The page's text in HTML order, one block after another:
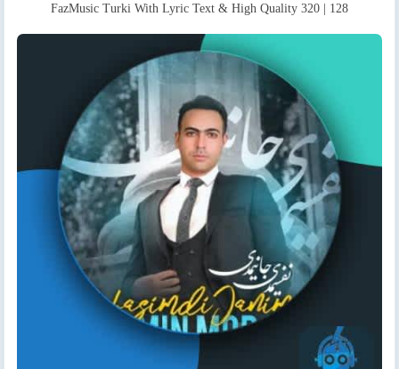
FazMusic Turki With Lyric Text & High Quality 320 | 128